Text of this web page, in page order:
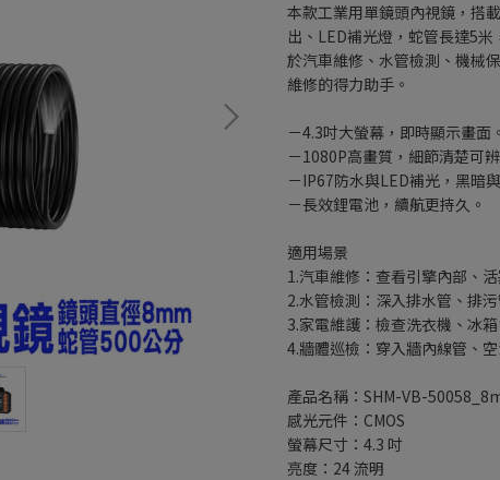
本款工業用單鏡頭內視鏡，搭
出、LED補光燈，蛇管長達5
於汽車維修、水管檢測、機械
維修的得力助手。
－4.3吋大螢幕，即時顯示畫面。
－1080P高畫質，細節清楚可辨
－IP67防水與LED補光，黑暗
－長效鋰電池，續航更持久。
適用場景
1.汽車維修：查看引擎內部、
2.水管檢測：深入排水管、排
3.家電維護：檢查洗衣機、冰
4.牆體巡檢：穿入牆內線管、
產品名稱：SHM-VB-
感光元件：CMOS
螢幕尺寸：4.3 吋
亮度：24 流明